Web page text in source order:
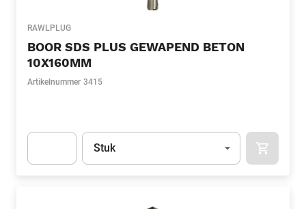
RAWLPLUG
BOOR SDS PLUS GEWAPEND BETON
10X160MM
Artikelnummer 3415
Eenheid
Stuk